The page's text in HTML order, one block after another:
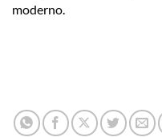
moderno.